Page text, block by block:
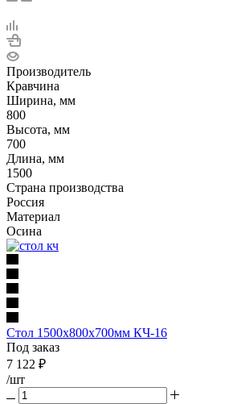
Производитель
Кравчина
Ширина, мм
800
Высота, мм
700
Длина, мм
1500
Страна производства
Россия
Материал
Осина
Стол 1500х800х700мм КЧ-16
Под заказ
7 122 ₽
/шт